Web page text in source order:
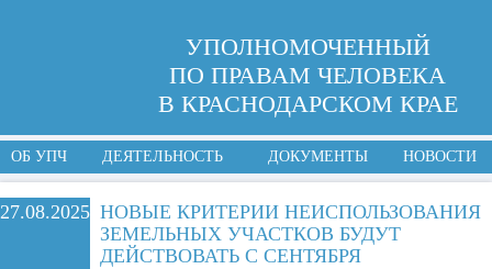
УПОЛНОМОЧЕННЫЙ
ПО ПРАВАМ ЧЕЛОВЕКА
В КРАСНОДАРСКОМ КРАЕ
ОБ УПЧ ДЕЯТЕЛЬНОСТЬ ДОКУМЕНТЫ НОВОСТИ
27.08.2025 НОВЫЕ КРИТЕРИИ НЕИСПОЛЬЗОВАНИЯ
ЗЕМЕЛЬНЫХ УЧАСТКОВ БУДУТ
ДЕЙСТВОВАТЬ С СЕНТЯБРЯ